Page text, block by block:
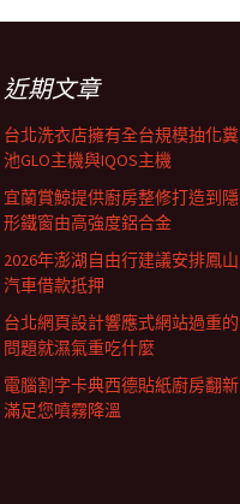
近期文章
台北洗衣店擁有全台規模抽化糞
池GLO主機與IQOS主機
宜蘭賞鯨提供廚房整修打造到隱
形鐵窗由高強度鋁合金
2026年澎湖自由行建議安排鳳山
汽車借款抵押
台北網頁設計響應式網站過重的
問題就濕氣重吃什麼
電腦割字卡典西德貼紙廚房翻新
滿足您噴霧降溫